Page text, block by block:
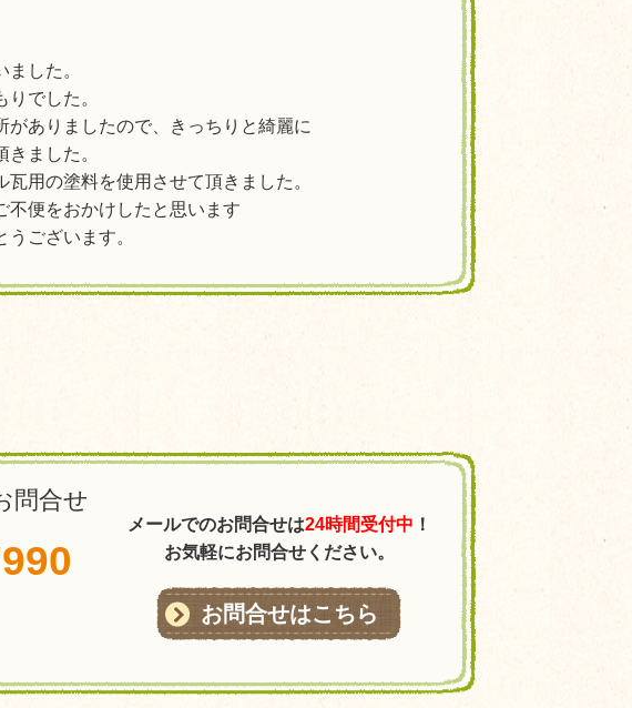
した。
でした。
ありましたので、きっちりと綺麗に
ました。
用の塗料を使用させて頂きました。
不便をおかけしたと思います
ございます。
メールでのお問合せは24時間受付中 ！
お気軽にお問合せください。
お問合せはこちら
問合せ